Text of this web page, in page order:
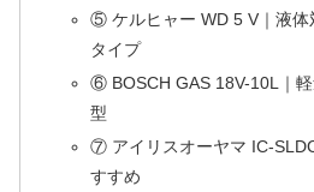
⑤ ケルヒャー WD 5 V｜液体
タイプ
⑥ BOSCH GAS 18V-10L｜
型
⑦ アイリスオーヤマ IC-
すすめ